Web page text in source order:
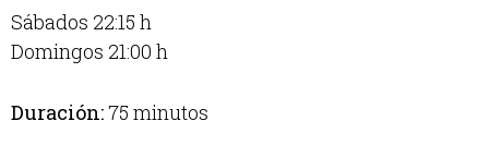
Sábados 22:15 h
Domingos 21:00 h
Duración:75 minutos